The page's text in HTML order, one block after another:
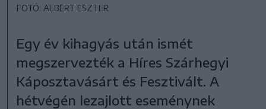
FOTÓ: ALBERT ESZTER
Egy év kihagyás után ismét
megszervezték a Híres Szárhegyi
Káposztavásárt és Fesztivált. A
hétvégén lezajlott eseménynek